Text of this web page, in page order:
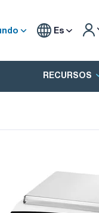
Es
RECURSOS